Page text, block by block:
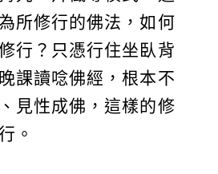
所修行的佛法，如何
行？只憑行住坐臥背
課讀唸佛經，根本不
見性成佛，這樣的修
。